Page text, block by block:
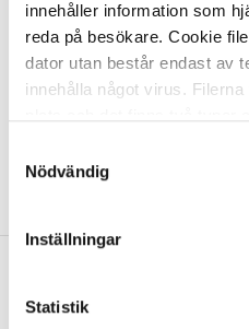
innehåller information som
reda på besökare. Cookie
dator utan består endast av
innehålla något virus.
Den ena typen sparar en fil
dessa används för att
som besökare rör dig på
kunna erbjuda besökaren
funktioner för detta.
Nödvändig
Inställningar
Statistik
I lager 4 st
- +
Allt inom kontorsmaterial